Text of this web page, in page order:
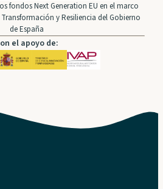
fondos Next Generation EU en el marco
y Resiliencia del Gobierno
de España
el apoyo de: